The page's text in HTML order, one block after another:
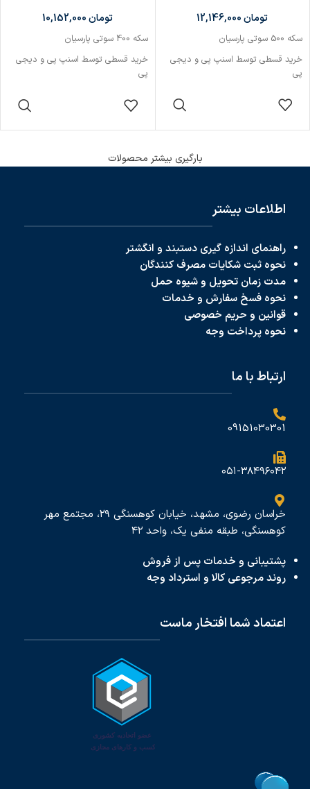
تومان12,146,000
سکه 500 سوتی پارسیان
خرید قسطی توسط اسنپ پی و دیجی
پی
تومان10,152,000
سکه 400 سوتی پارسیان
خرید قسطی توسط اسنپ پی و دیجی
پی
بارگیری بیشتر محصولات
اطلاعات بیشتر
راهنمای اندازه گیری دستبند و انگشتر
نحوه ثبت شکایات مصرف کنندگان
مدت زمان تحویل و شیوه حمل
نحوه فسخ سفارش و خدمات
قوانین و حریم خصوصی
نحوه پرداخت وجه
ارتباط با ما
09151030301
۰۵۱-۳۸۴۹۶۰۴۲
خراسان رضوی، مشهد، خیابان کوهسنگی ۲۹، مجتمع مهر
کوهسنگی، طبقه منفی یک، واحد ۴۲
پشتیبانی و خدمات پس از فروش
روند مرجوعی کالا و استرداد وجه
اعتماد شما افتخار ماست